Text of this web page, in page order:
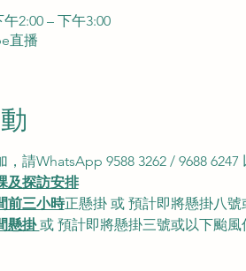
2:00 – 下午3:00
直播
請WhatsApp 9588 3262 / 9688 6247
及探訪安排
前三小時正懸掛 或 預計即將懸掛八號
懸掛 或 預計即將懸掛三號或以下颱